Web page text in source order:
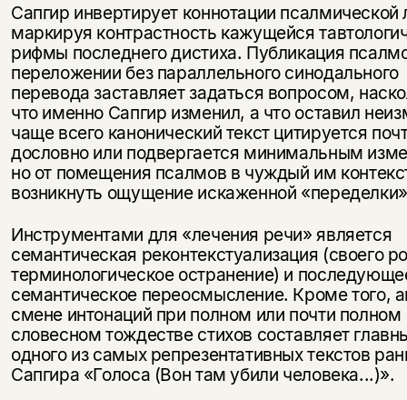
Сапгир инвертирует коннотации псалмической
маркируя контрастность кажущейся
рифмы последнего дистиха. Публикация
переложении без параллельного синодального
перевода заставляет задаться вопросом,
что именно Сапгир изменил, а что оставил
чаще всего канонический текст цитируется
дословно или подвергается минимальным
но от помещения псалмов в чуждый им
возникнуть ощущение искаженной
Инструментами для «лечения речи» является
семантическая реконтекстуализация (своего
терминологическое остранение) и
семантическое переосмысление. Кроме того,
смене интонаций при полном или почти полном
словесном тождестве стихов составляет
одного из самых репрезентативных текстов
Сапгира «Голоса (Вон там убили человека...)».